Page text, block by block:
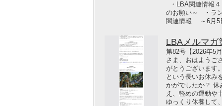
・LBA関連情報
のお願い～ ・ラ
関連情報 ～6月5
LBAメルマガ
第82号【2026年5
さま、おはようご
がとうございます
という長いお休み
かがでしたか？ 休
え、軽めの運動や
ゆっくり休養して